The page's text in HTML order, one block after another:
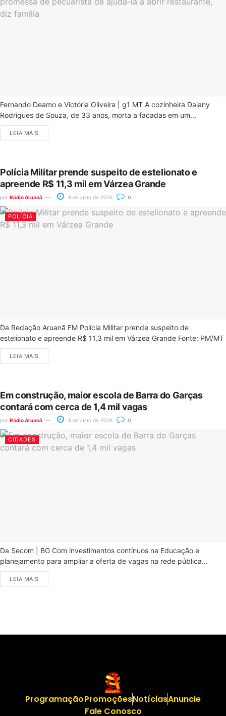
Fernando Deamo e Victória Oliveira | g1 MT A cozinheira Daiany
Rodrigues de Souza, de 33 anos, morta a facadas em um...
LEIA MAIS
Polícia Militar prende suspeito de estelionato e
apreende R$ 11,3 mil em Várzea Grande
por Rádio Aruanã 8 de julho de 2026 0
POLÍCIA
Da Redação Aruanã FM Polícia Militar prende suspeito de
estelionato e apreende R$ 11,3 mil em Várzea Grande Fonte: PM/MT
LEIA MAIS
Em construção, maior escola de Barra do Garças
contará com cerca de 1,4 mil vagas
por Rádio Aruanã 8 de julho de 2026 0
CIDADES
Da Secom | BG Com investimentos contínuos na Educação e
planejamento para ampliar a oferta de vagas na rede pública...
LEIA MAIS
ProgramaçãoPromoçõesNotíciasAnuncie
Fale Conosco